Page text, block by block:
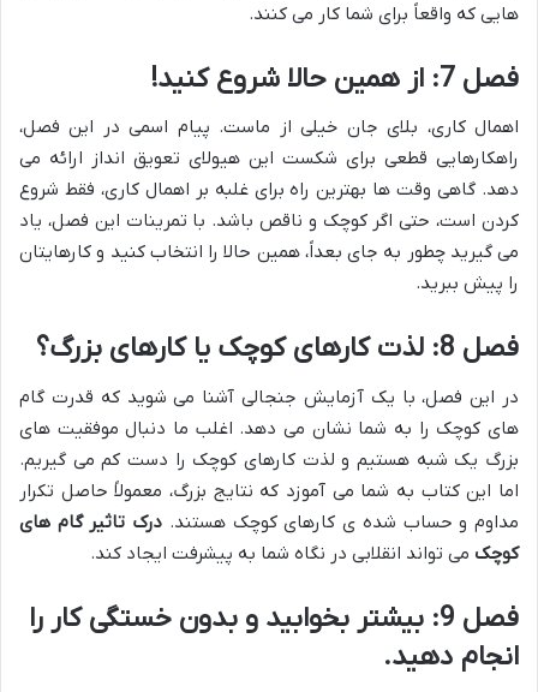
هایی که واقعاً برای شما کار می کنند.
فصل 7: از همین حالا شروع کنید!
اهمال کاری، بلای جان خیلی از ماست. پیام اسمی در این فصل،
راهکارهایی قطعی برای شکست این هیولای تعویق انداز ارائه می
دهد. گاهی وقت ها بهترین راه برای غلبه بر اهمال کاری، فقط شروع
کردن است، حتی اگر کوچک و ناقص باشد. با تمرینات این فصل، یاد
می گیرید چطور به جای بعداً، همین حالا را انتخاب کنید و کارهایتان
را پیش ببرید.
فصل 8: لذت کارهای کوچک یا کارهای بزرگ؟
در این فصل، با یک آزمایش جنجالی آشنا می شوید که قدرت گام
های کوچک را به شما نشان می دهد. اغلب ما دنبال موفقیت های
بزرگ یک شبه هستیم و لذت کارهای کوچک را دست کم می گیریم.
اما این کتاب به شما می آموزد که نتایج بزرگ، معمولاً حاصل تکرار
مداوم و حساب شده ی کارهای کوچک هستند. درک تاثیر گام های
کوچک می تواند انقلابی در نگاه شما به پیشرفت ایجاد کند.
فصل 9: بیشتر بخوابید و بدون خستگی کار را
انجام دهید.